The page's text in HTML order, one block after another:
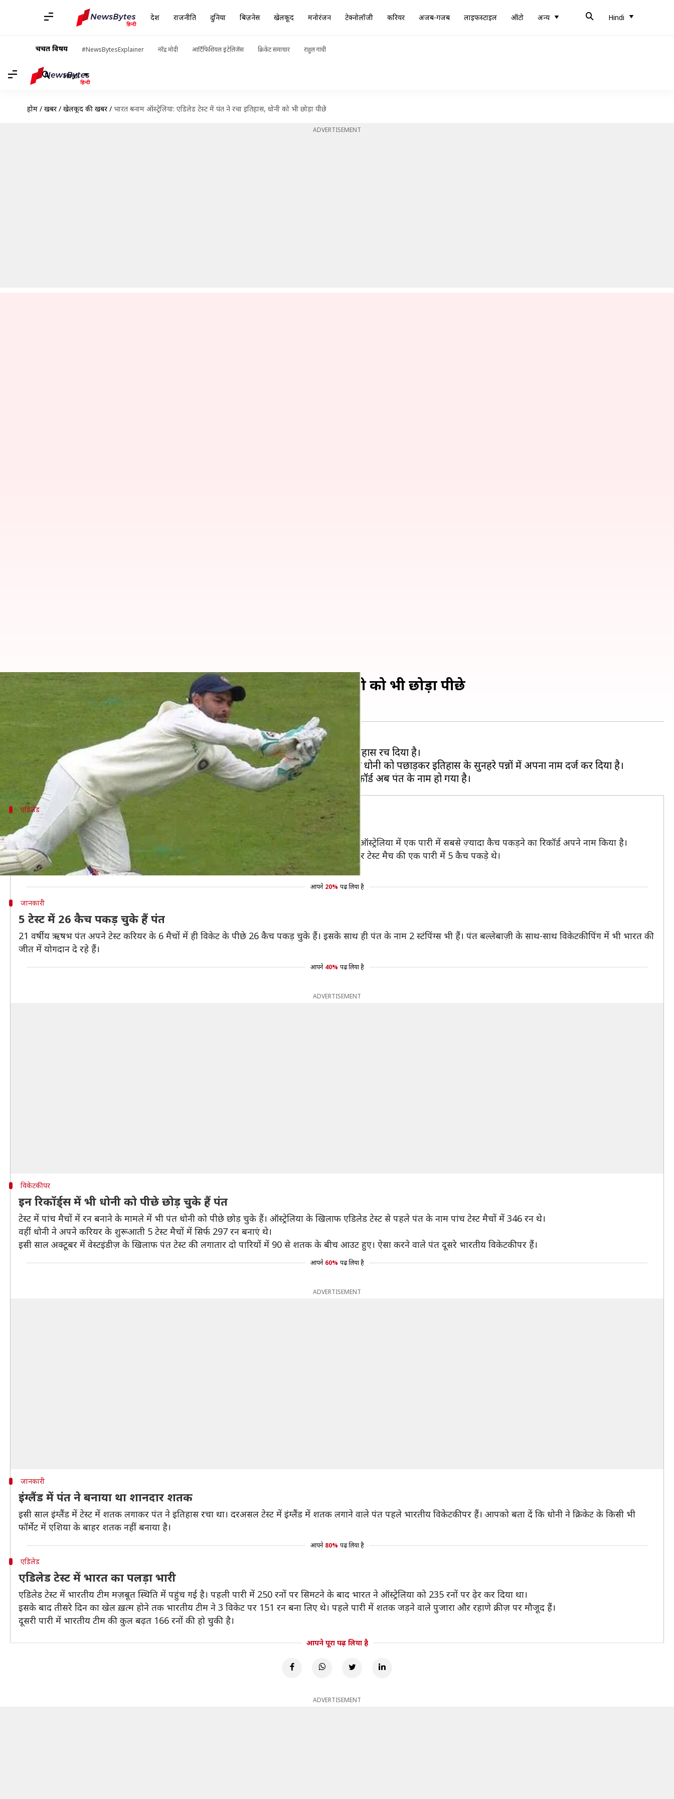
देश राजनीति दुनिया बिज़नेस खेलकूद मनोरंजन टेक्नोलॉजी करियर अजब-गजब लाइफस्टाइल ऑटो अन्य Hindi
चर्चित विषय #NewsBytesExplainer नरेंद्र मोदी आर्टिफिशियल इंटेलिजेंस क्रिकेट समाचार राहुल गांधी
Hindi
होम / खबरें / खेलकूद की खबरें / भारत बनाम ऑस्ट्रेलिया: एडिलेड टेस्ट में पंत ने रचा इतिहास, धोनी को भी छोड़ा पीछे
ADVERTISEMENT
भारत बनाम ऑस्ट्रेलिया: एडिलेड टेस्ट में पंत ने रचा इतिहास, धोनी को भी छोड़ा पीछे
06:05 pm
भारतीय क्रिकेट टीम के विकेटकीपर बल्लेबाज़ ऋषभ पंत ने ऑस्ट्रेलिया के खिलाफ एडिलेड टेस्ट में इतिहास रच दिया है।
इसी साल इंग्लैंड के खिलाफ टेस्ट क्रिकेट में अपना डेब्यू करने वाले पंत ने करियर के सिर्फ छठे मैच में ही धोनी को पछाड़कर इतिहास के सुनहरे पन्नों में अपना नाम दर्ज कर दिया है।
एडिलेड
पंत ने विकेट के पीछे पकड़े सबसे ज़्यादा कैच
ऋषभ पंत ने ऑस्ट्रेलिया के खिलाफ जारी पहले टेस्ट मैच में विकेट के पीछे 6 कैच पकड़कर भारत के लिए ऑस्ट्रेलिया में एक पारी में सबसे ज़्यादा कैच पकड़ने का रिकॉर्ड अपने नाम किया है।
पंत से पहले यह रिकॉर्ड एम एस धोनी के नाम था। धोनी ने इससे पहले 2008 और 2014 ऑस्ट्रेलिया दौरे पर टेस्ट मैच की एक पारी में 5 कैच पकड़े थे।
पहली पारी में ऋषभ पंत ने 38 गेंदों में 25 रन भी बनाए थे।
आपने 20% पढ़ लिया है
जानकारी
5 टेस्ट में 26 कैच पकड़ चुके हैं पंत
21 वर्षीय ऋषभ पंत अपने टेस्ट करियर के 6 मैचों में ही विकेट के पीछे 26 कैच पकड़ चुके हैं। इसके साथ ही पंत के नाम 2 स्टंपिंग्स भी हैं। पंत बल्लेबाज़ी के साथ-साथ विकेटकीपिंग में भी भारत की
जीत में योगदान दे रहे हैं।
आपने 40% पढ़ लिया है
ADVERTISEMENT
विकेटकीपर
इन रिकॉर्ड्स में भी धोनी को पीछे छोड़ चुके हैं पंत
टेस्ट में पांच मैचों में रन बनाने के मामले में भी पंत धोनी को पीछे छोड़ चुके हैं। ऑस्ट्रेलिया के खिलाफ एडिलेड टेस्ट से पहले पंत के नाम पांच टेस्ट मैचों में 346 रन थे।
वहीं धोनी ने अपने करियर के शुरूआती 5 टेस्ट मैचों में सिर्फ 297 रन बनाएं थे।
इसी साल अक्टूबर में वेस्टइंडीज़ के खिलाफ पंत टेस्ट की लगातार दो पारियों में 90 से शतक के बीच आउट हुए। ऐसा करने वाले पंत दूसरे भारतीय विकेटकीपर हैं।
आपने 60% पढ़ लिया है
ADVERTISEMENT
जानकारी
इंग्लैंड में पंत ने बनाया था शानदार शतक
इसी साल इंग्लैंड में टेस्ट में शतक लगाकर पंत ने इतिहास रचा था। दरअसल टेस्ट में इंग्लैंड में शतक लगाने वाले पंत पहले भारतीय विकेटकीपर हैं। आपको बता दें कि धोनी ने क्रिकेट के किसी भी
फॉर्मेट में एशिया के बाहर शतक नहीं बनाया है।
आपने 80% पढ़ लिया है
एडिलेड
एडिलेड टेस्ट में भारत का पलड़ा भारी
एडिलेड टेस्ट में भारतीय टीम मज़बूत स्थिति में पहुंच गई है। पहली पारी में 250 रनों पर सिमटने के बाद भारत ने ऑस्ट्रेलिया को 235 रनों पर ढ़ेर कर दिया था।
इसके बाद तीसरे दिन का खेल ख़त्म होने तक भारतीय टीम ने 3 विकेट पर 151 रन बना लिए थे। पहले पारी में शतक जड़ने वाले पुजारा और रहाणे क्रीज़ पर मौजूद हैं।
दूसरी पारी में भारतीय टीम की कुल बढ़त 166 रनों की हो चुकी है।
आपने पूरा पढ़ लिया है
ADVERTISEMENT